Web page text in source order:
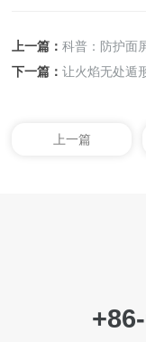
上一篇：科普：防护面
下一篇：让火焰无处遁
上一篇